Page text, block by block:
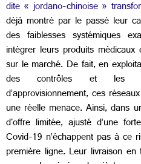
dite « jordano-chinoise »
déjà montré par le passé leur
des faiblesses systémiques
intégrer leurs produits
sur le marché. De fait, en
des contrôles et les
d’approvisionnement, ces
une réelle menace. Ainsi, dans
d'offre limitée, ajusté d’une
Covid-19 n’échappent pas à
première ligne. Leur livraison